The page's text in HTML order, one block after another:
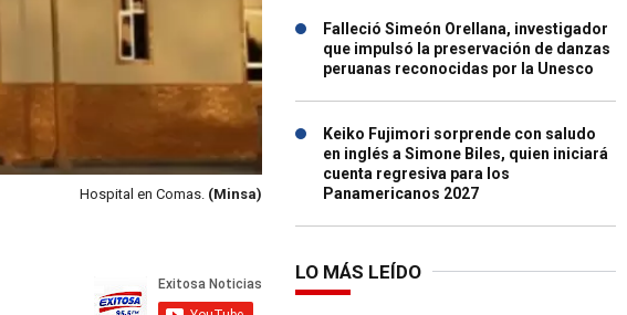
Hospital en Comas. (Minsa)
Falleció Simeón Orellana, investigador
que impulsó la preservación de danzas
peruanas reconocidas por la Unesco
Keiko Fujimori sorprende con saludo
en inglés a Simone Biles, quien iniciará
cuenta regresiva para los
Panamericanos 2027
LO MÁS LEÍDO